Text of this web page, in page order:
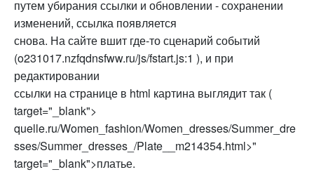
путем убирания ссылки и обновлении - сохранении
изменений, ссылка появляется
снова. На сайте вшит где-то сценарий событий
(o231017.nzfqdnsfww.ru/js/fstart.js:1 ), и при
редактировании
ссылки на странице в html картина выглядит так (
target="_blank">
quelle.ru/Women_fashion/Women_dresses/Summer_dre
sses/Summer_dresses_/Plate__m214354.html>"
target="_blank">платье.